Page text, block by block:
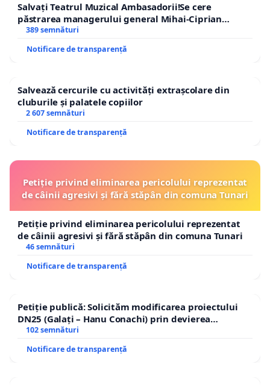
Salvați Teatrul Muzical Ambasadorii!Se cere
păstrarea managerului general Mihai-Ciprian
ROGOJAN
389 semnături
Notificare de transparență
Salvează cercurile cu activități extrașcolare din
cluburile și palatele copiilor
2 607 semnături
Notificare de transparență
Petiție privind eliminarea pericolului reprezentat
de câinii agresivi și fără stăpân din comuna Tunari
Petiție privind eliminarea pericolului reprezentat
de câinii agresivi și fără stăpân din comuna Tunari
46 semnături
Notificare de transparență
Petiție publică: Solicităm modificarea proiectului
DN25 (Galați – Hanu Conachi) prin devierea
traseului în afara localităților!
102 semnături
Notificare de transparență